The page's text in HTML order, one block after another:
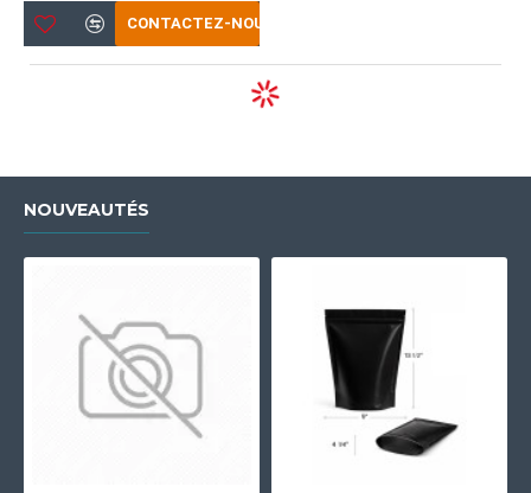
CONTACTEZ-NOUS
NOUVEAUTÉS